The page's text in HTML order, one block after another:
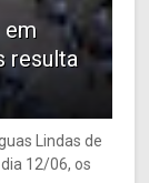
em
resulta
Lindas de
12/06, os